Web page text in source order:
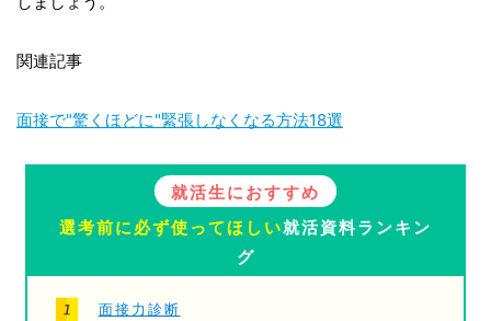
関連記事
面接で"驚くほどに"緊張しなくなる方法18選
就活生におすすめ
選考前に必ず使ってほしい就活資料ランキン
グ
面接力診断